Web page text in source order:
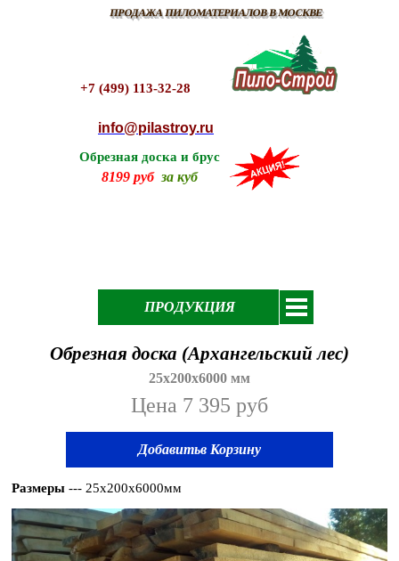
ПРОДАЖА ПИЛОМАТЕРИАЛОВ В МОСКВЕ
+7 (499) 113-32-28
info@pilastroy.ru
Обрезная доска и брус
8199 руб за куб
ПРОДУКЦИЯ
Обрезная доска (Архангельский лес)
25х200x6000 мм
Цена 7 395 руб
Добавитьв Корзину
Размеры --- 25x200x6000мм